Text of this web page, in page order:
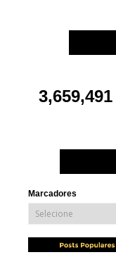
3,659,491
Marcadores